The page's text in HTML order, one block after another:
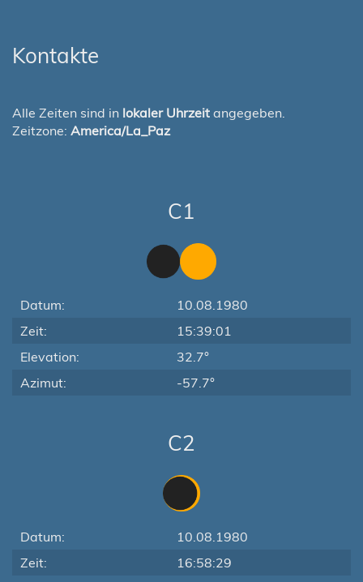
Kontakte
Alle Zeiten sind in lokaler Uhrzeit angegeben.
Zeitzone: America/La_Paz
C1
Datum:
10.08.1980
Zeit:
15:39:01
Elevation:
32.7°
Azimut:
-57.7°
C2
Datum:
10.08.1980
Zeit:
16:58:29